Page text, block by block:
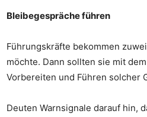
Bleibegespräche führen
Führungskräfte bekommen
möchte. Dann sollten sie mit
Vorbereiten und Führen solcher
Deuten Warnsignale darauf hin,